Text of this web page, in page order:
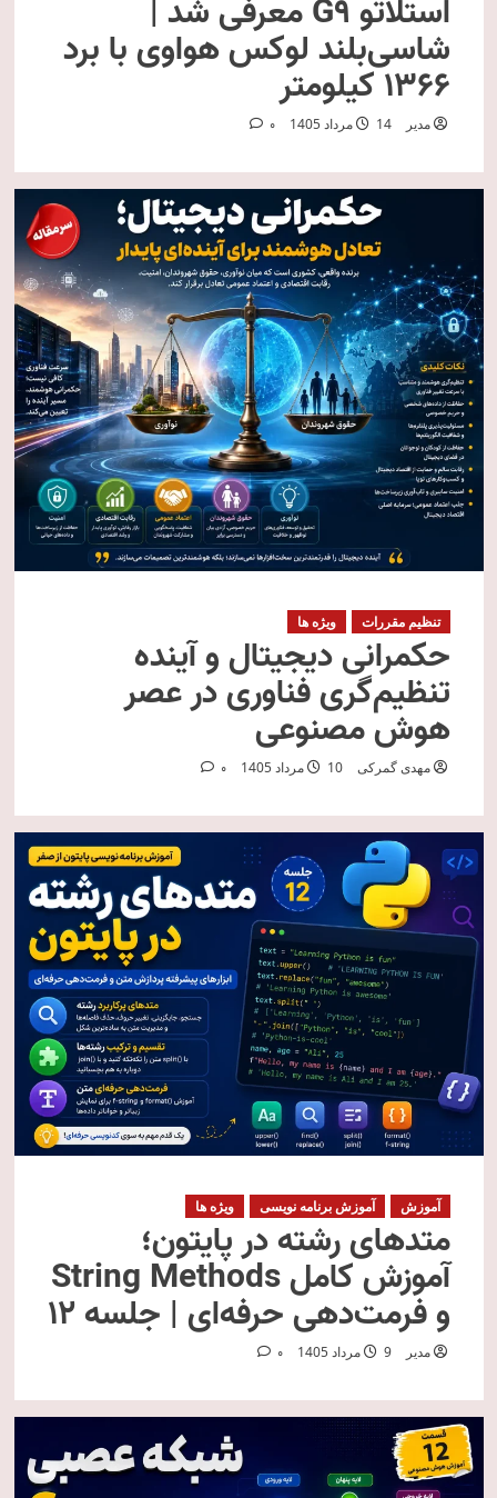
استلاتو G9 معرفی شد |
شاسی‌بلند لوکس هواوی با برد
۱۳۶۶ کیلومتر
مدیر 14 مرداد 1405 0
تنظیم مقررات ویژه ها
حکمرانی دیجیتال و آینده
تنظیم‌گری فناوری در عصر
هوش مصنوعی
مهدی گمرکی 10 مرداد 1405 0
آموزش آموزش برنامه نویسی ویژه ها
متدهای رشته در پایتون؛
آموزش کامل String Methods
و فرمت‌دهی حرفه‌ای | جلسه ۱۲
مدیر 9 مرداد 1405 0